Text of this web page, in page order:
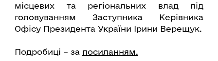
місцевих та регіональних влад під
головуванням Заступника Керівника
Офісу Президента України Ірини Верещук.
Подробиці – за посиланням.